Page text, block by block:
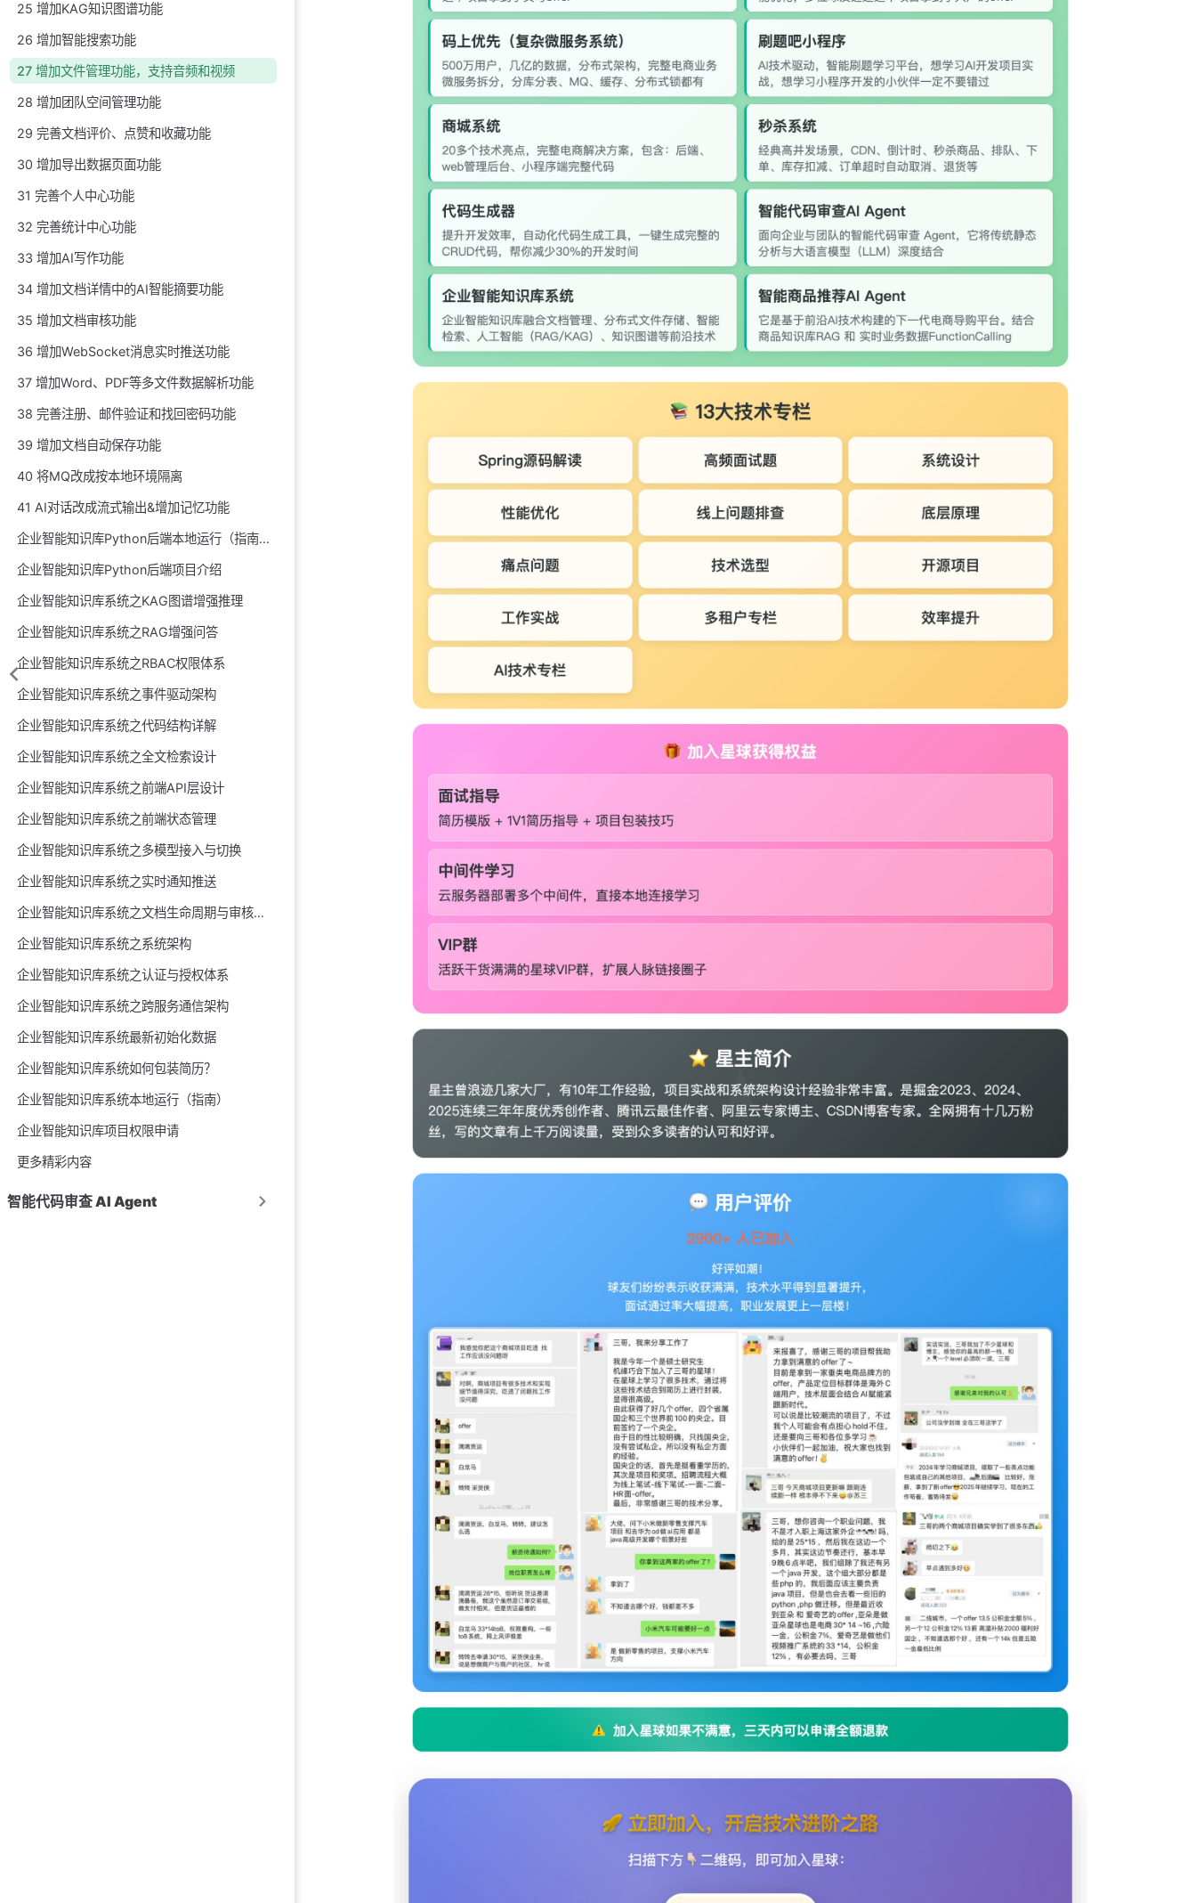
25 增加KAG知识图谱功能
26 增加智能搜索功能
27 增加文件管理功能，支持音频和视频
28 增加团队空间管理功能
29 完善文档评价、点赞和收藏功能
30 增加导出数据页面功能
31 完善个人中心功能
32 完善统计中心功能
33 增加AI写作功能
34 增加文档详情中的AI智能摘要功能
35 增加文档审核功能
36 增加WebSocket消息实时推送功能
37 增加Word、PDF等多文件数据解析功能
38 完善注册、邮件验证和找回密码功能
39 增加文档自动保存功能
40 将MQ改成按本地环境隔离
41 AI对话改成流式输出&增加记忆功能
企业智能知识库Python后端本地运行（指南）
企业智能知识库Python后端项目介绍
企业智能知识库系统之KAG图谱增强推理
企业智能知识库系统之RAG增强问答
企业智能知识库系统之RBAC权限体系
企业智能知识库系统之事件驱动架构
企业智能知识库系统之代码结构详解
企业智能知识库系统之全文检索设计
企业智能知识库系统之前端API层设计
企业智能知识库系统之前端状态管理
企业智能知识库系统之多模型接入与切换
企业智能知识库系统之实时通知推送
企业智能知识库系统之文档生命周期与审核闭环
企业智能知识库系统之系统架构
企业智能知识库系统之认证与授权体系
企业智能知识库系统之跨服务通信架构
企业智能知识库系统最新初始化数据
企业智能知识库系统如何包装简历？
企业智能知识库系统本地运行（指南）
企业智能知识库项目权限申请
更多精彩内容
智能代码审查 AI Agent